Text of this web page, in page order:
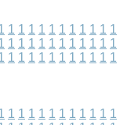
1 1 1 1 1 1 1 1 1 1 1
1 1 1 1 1 1 1 1 1 1 1
1 1 1 1 1 1 1 1 1 1 1
1 1 1 1 1 1 1 1 1 1 1